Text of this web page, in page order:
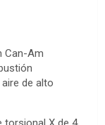
Can-Am
de alto